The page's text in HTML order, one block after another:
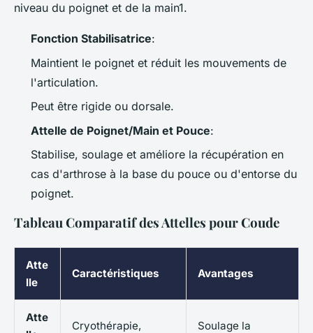
niveau du poignet et de la main1.
Fonction Stabilisatrice:
Maintient le poignet et réduit les mouvements de
l'articulation.
Peut être rigide ou dorsale.
Attelle de Poignet/Main et Pouce:
Stabilise, soulage et améliore la récupération en
cas d'arthrose à la base du pouce ou d'entorse du
poignet.
Tableau Comparatif des Attelles pour Coude
Atte
lle
Caractéristiques Avantages
Atte
Cryothérapie,
Soulage la